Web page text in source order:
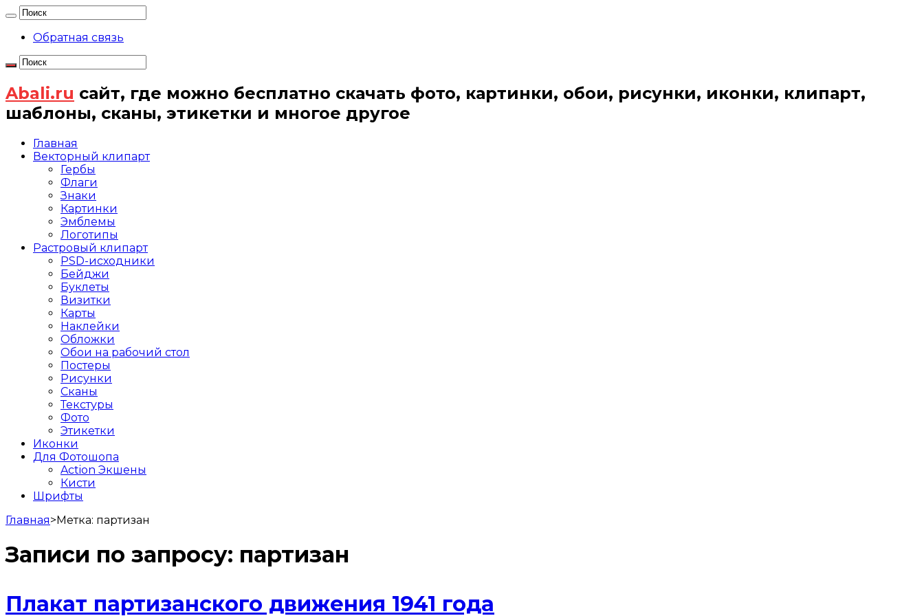
Обратная связь
Abali.ru сайт, где можно бесплатно скачать фото, картинки, обои, рисунки, иконки, клипарт,
шаблоны, сканы, этикетки и многое другое
Главная
Векторный клипарт
Гербы
Флаги
Знаки
Картинки
Эмблемы
Логотипы
Растровый клипарт
PSD-исходники
Бейджи
Буклеты
Визитки
Карты
Наклейки
Обложки
Обои на рабочий стол
Постеры
Рисунки
Сканы
Текстуры
Фото
Этикетки
Иконки
Для Фотошопа
Action Экшены
Кисти
Шрифты
Главная>Метка: партизан
Записи по запросу: партизан
Плакат партизанского движения 1941 года